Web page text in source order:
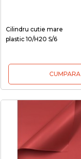
Cilindru cutie mare
plastic 10/H20 S/6
CUMPARA